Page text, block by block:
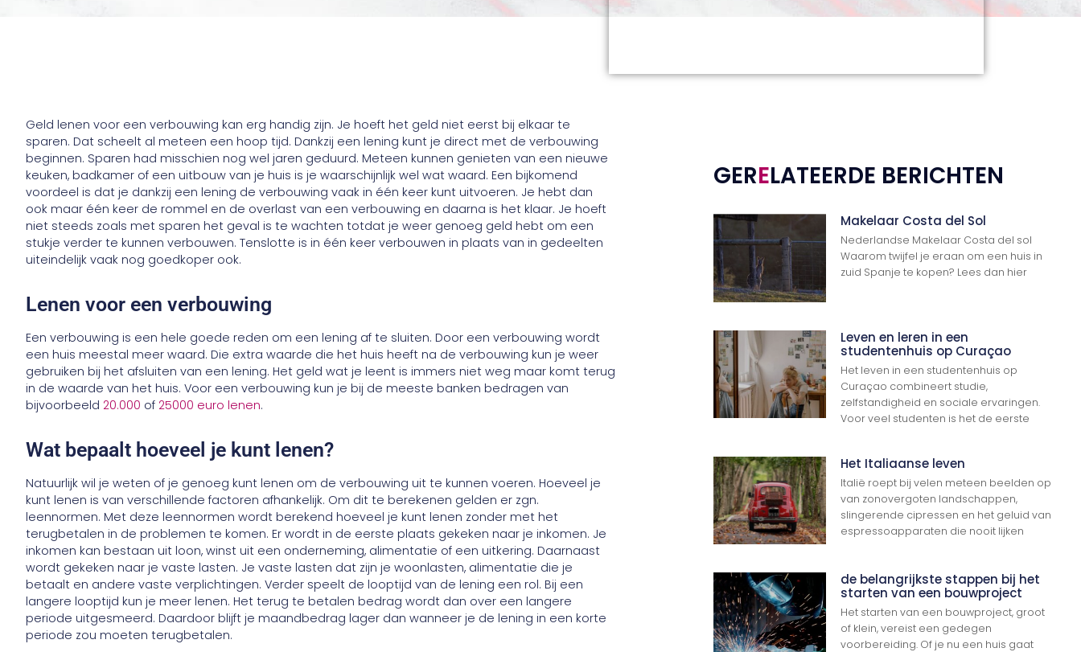
Geld lenen voor een verbouwing kan erg handig zijn. Je hoeft het geld niet eerst bij elkaar te
sparen. Dat scheelt al meteen een hoop tijd. Dankzij een lening kunt je direct met de verbouwing
beginnen. Sparen had misschien nog wel jaren geduurd. Meteen kunnen genieten van een nieuwe
keuken, badkamer of een uitbouw van je huis is je waarschijnlijk wel wat waard. Een bijkomend
voordeel is dat je dankzij een lening de verbouwing vaak in één keer kunt uitvoeren. Je hebt dan
ook maar één keer de rommel en de overlast van een verbouwing en daarna is het klaar. Je hoeft
niet steeds zoals met sparen het geval is te wachten totdat je weer genoeg geld hebt om een
stukje verder te kunnen verbouwen. Tenslotte is in één keer verbouwen in plaats van in gedeelten
uiteindelijk vaak nog goedkoper ook.
Lenen voor een verbouwing
Een verbouwing is een hele goede reden om een lening af te sluiten. Door een verbouwing wordt
een huis meestal meer waard. Die extra waarde die het huis heeft na de verbouwing kun je weer
gebruiken bij het afsluiten van een lening. Het geld wat je leent is immers niet weg maar komt terug
in de waarde van het huis. Voor een verbouwing kun je bij de meeste banken bedragen van
bijvoorbeeld 20.000 of 25000 euro lenen.
Wat bepaalt hoeveel je kunt lenen?
Natuurlijk wil je weten of je genoeg kunt lenen om de verbouwing uit te kunnen voeren. Hoeveel je
kunt lenen is van verschillende factoren afhankelijk. Om dit te berekenen gelden er zgn.
leennormen. Met deze leennormen wordt berekend hoeveel je kunt lenen zonder met het
terugbetalen in de problemen te komen. Er wordt in de eerste plaats gekeken naar je inkomen. Je
inkomen kan bestaan uit loon, winst uit een onderneming, alimentatie of een uitkering. Daarnaast
wordt gekeken naar je vaste lasten. Je vaste lasten dat zijn je woonlasten, alimentatie die je
betaalt en andere vaste verplichtingen. Verder speelt de looptijd van de lening een rol. Bij een
langere looptijd kun je meer lenen. Het terug te betalen bedrag wordt dan over een langere
periode uitgesmeerd. Daardoor blijft je maandbedrag lager dan wanneer je de lening in een korte
periode zou moeten terugbetalen.
GERELATEERDE BERICHTEN
Makelaar Costa del Sol
Nederlandse Makelaar Costa del sol
Waarom twijfel je eraan om een huis in
zuid Spanje te kopen? Lees dan hier
Leven en leren in een
studentenhuis op Curaçao
Het leven in een studentenhuis op
Curaçao combineert studie,
zelfstandigheid en sociale ervaringen.
Voor veel studenten is het de eerste
Het Italiaanse leven
Italië roept bij velen meteen beelden op
van zonovergoten landschappen,
slingerende cipressen en het geluid van
espressoapparaten die nooit lijken
de belangrijkste stappen bij het
starten van een bouwproject
Het starten van een bouwproject, groot
of klein, vereist een gedegen
voorbereiding. Of je nu een huis gaat